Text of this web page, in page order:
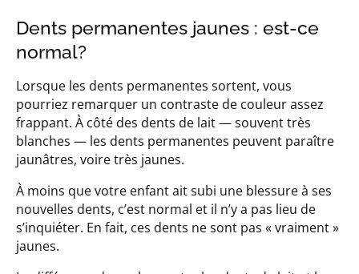
Dents permanentes jaunes : est-ce
normal?
Lorsque les dents permanentes sortent, vous
pourriez remarquer un contraste de couleur assez
frappant. À côté des dents de lait — souvent très
blanches — les dents permanentes peuvent paraître
jaunâtres, voire très jaunes.
À moins que votre enfant ait subi une blessure à ses
nouvelles dents, c’est normal et il n’y a pas lieu de
s’inquiéter. En fait, ces dents ne sont pas « vraiment »
jaunes.